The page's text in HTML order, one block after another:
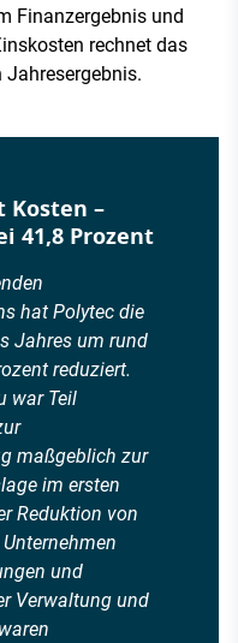
Finanzergebnis und
rechnet das
Kosten –
41,8 Prozent
hat Polytec die
Jahres um rund
reduziert.
war Teil
maßgeblich zur
im ersten
Reduktion von
und
Verwaltung und